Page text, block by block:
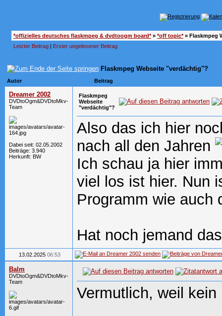
*offizielles deutsches flaskmpeg & dvdtoogm board*» *off topic*» Flaskmpeg
Letzter Beitrag | Erster ungelesener Beitrag
Flaskmpeg Webseite "verdächtig"?
Autor Beitrag
Dreamer 2002
DVDtoOgm&DVDtoMkv-
Team
Dabei seit: 02.05.2002
Beiträge: 3.940
Herkunft: BW
Flaskmpeg
Webseite
"verdächtig"?
Also das ich hier
nach all den Jahren
Ich schau ja hier
viel los ist hier. Nun
Programm wie auch
Hat noch jemand
13.02.2025 06:53
Balm
DVDtoOgm&DVDtoMkv-
Team
Vermutlich, weil kein